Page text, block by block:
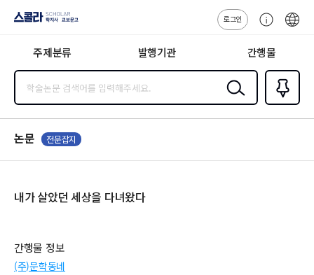
지사·교보문고
로그인
센
주제분류 발행기관 간행물
검색
즐겨찾
기0
논문 전문잡지
내가 살았던 세상을 다녀왔다
간행물 정보
(주)문학동네